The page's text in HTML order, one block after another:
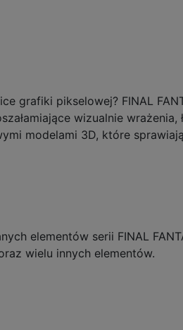
grafiki pikselowej? FINAL
wizualnie
modelami 3D, które
elementów serii FINAL
wielu innych elementów.